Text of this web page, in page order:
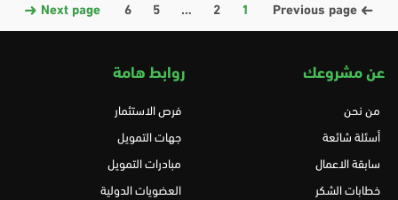
1
2
…
5
6
Next page
عن مشروعك
من نحن
أسئلة شائعة
سابقة الاعمال
خطابات الشكر
روابط هامة
فرص الاستثمار
جهات التمويل
مبادرات التمويل
العضويات الدولية